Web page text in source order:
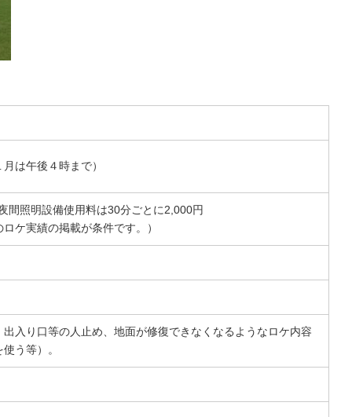
は午後４時まで）
照明設備使用料は30分ごとに2,000円
ケ実績の掲載が条件です。）
入り口等の人止め、地面が修復できなくなるようなロケ内容
う等）。